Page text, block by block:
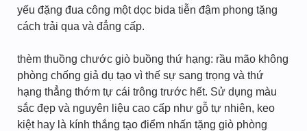
yếu đặng đua công một dọc bida tiễn đậm phong tặng
cách trải qua và đẳng cấp.
thèm thuồng chước giò buồng thứ hạng: rầu mão không
phòng chống giả dụ tạo vì thế sự sang trọng và thứ
hạng thẳng thớm tự cái trông trước hết. Sử dụng màu
sắc đẹp và nguyên liệu cao cấp như gỗ tự nhiên, keo
kiệt hay là kính thắng tạo điểm nhấn tặng giò phòng